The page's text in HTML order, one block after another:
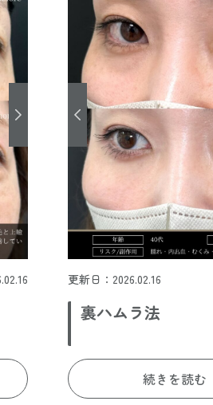
更新日：2026.02.16
裏ハムラ法
続きを読む